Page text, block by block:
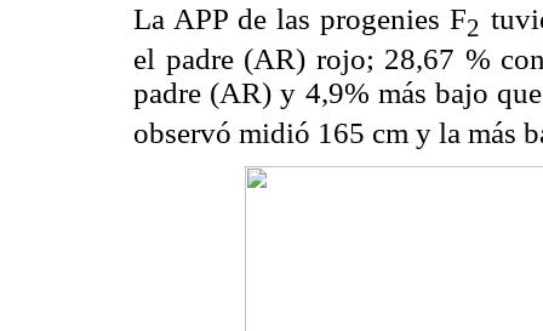
La APP de las progenies F2
el padre (AR) rojo; 28,67 %
padre (AR) y 4,9% más bajo
observó midió 165 cm y la más